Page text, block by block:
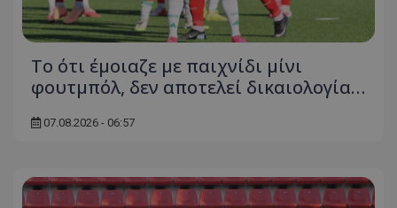
Το ότι έμοιαζε με παιχνίδι μίνι
φουτμπόλ, δεν αποτελεί δικαιολογία…
07.08.2026 - 06:57